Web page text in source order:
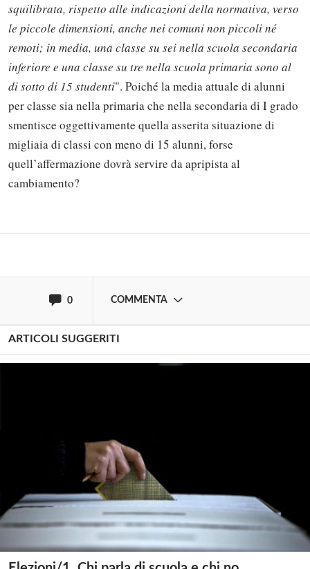
squilibrata, rispetto alle indicazioni della normativa, verso
le piccole dimensioni, anche nei comuni non piccoli né
remoti; in media, una classe su sei nella scuola secondaria
inferiore e una classe su tre nella scuola primaria sono al
di sotto di 15 studenti". Poiché la media attuale di alunni
per classe sia nella primaria che nella secondaria di I grado
smentisce oggettivamente quella asserita situazione di
migliaia di classi con meno di 15 alunni, forse
quell’affermazione dovrà servire da apripista al
cambiamento?
0 COMMENTA
Solo gli utenti registrati possono
commentare!
ARTICOLI SUGGERITI